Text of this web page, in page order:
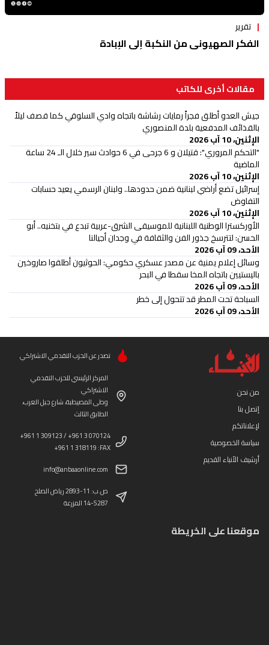
تقرير
الفكر الصهيوني من النكبة إلى الإبادة
مقالات أخرى للكاتب
جيش العدو أطلق فجراً رمايات رشاشة باتجاه وادي السلوقي كما قصف ليلاً
بالقذائف المدفعية بلدة المنصوري
الإثنين، 10 آب 2026
"التحكم المروري": قتيلان و 6 جرحى في 6 حوادث سير خلال الـ 24 ساعة
الماضية
الإثنين، 10 آب 2026
إسرائيل تضع أراضي لبنانية ضمن حدودها.. ولبنان الرسمي يعيد حسابات
التفاوض
الإثنين، 10 آب 2026
الأوركسترا الوطنية اللبنانية للموسيقى الشرق-عربية تبدع في بتخنيه.. أبو
الحسن: لتترسخ جذور الفن والثقافة في وجدان أجيالنا
الأحد، 09 آب 2026
وسائل إعلام يمنية عن مصدر عسكري حكومي: الحوثيون أطلقوا صاروخين
باليستيين باتجاه المخا سقطا في البحر
الأحد، 09 آب 2026
السباحة تحت المطر قد تتحول إلى خطر
الأحد، 09 آب 2026
من نحن
إتصل بنا
لإعلاناتكم
سياسة الخصوصية
أرشيف الأنباء القديم
تصدر عن الحزب التقدمي الاشتراكي
المركز الرئيسي للحزب التقدمي
الاشتراكي
وطى المصيطبة، شارع جبل العرب،
الطابق الثالث
+961 1 309123 / +961 3 070124
+961 1 318119 :FAX
info@anbaaonline.com
ص.ب: 11-2893 رياض الصلح
14-5287 المزرعة
موقعنا على الخريطة